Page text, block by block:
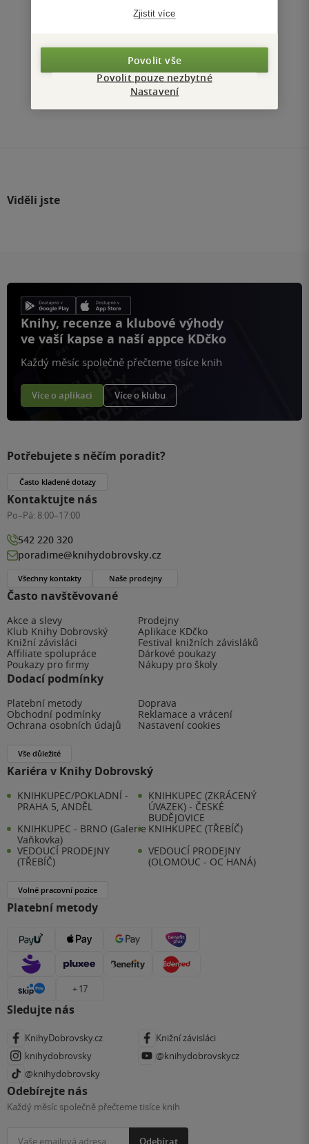
Nahoru
Zobrazeno 3 z 3
1
Přejít
na
/ 1
Viděli jste
Knihy, recenze a klubové výhody
ve vaší kapse a naší appce KDčko
Každý měsíc společně přečteme tisíce knih
Více o aplikaci Více o klubu
Často navštěvované
Akce a slevy
Prodejny
Klub Knihy Dobrovský
Aplikace KDčko
Knižní závisláci
Festival knižních závisláků
Affiliate spolupráce
Dárkové poukazy
Poukazy pro firmy
Nákupy pro školy
Dodací podmínky
Platební metody
Doprava
Obchodní podmínky
Reklamace a vrácení
Ochrana osobních údajů
Nastavení cookies
Vše důležité
Kariéra v Knihy Dobrovský
KNIHKUPEC/POKLADNÍ -
PRAHA 5, ANDĚL
KNIHKUPEC (ZKRÁCENÝ
ÚVAZEK) - ČESKÉ
BUDĚJOVICE
KNIHKUPEC - BRNO (Galerie
Vaňkovka)
KNIHKUPEC (TŘEBÍČ)
VEDOUCÍ PRODEJNY
(TŘEBÍČ)
VEDOUCÍ PRODEJNY
(OLOMOUC - OC HANÁ)
Volné pracovní pozice
Platební metody
+ 17
Sledujte nás
KnihyDobrovsky.cz
Knižní závisláci
knihydobrovsky
@knihydobrovskycz
@knihydobrovsky
Odebírejte nás
Každý měsíc společně přečteme tisíce knih
Odebírat
Potřebujete s něčím poradit?
Často kladené dotazy
Kontaktujte nás
Po–Pá: 8:00–17:00
542 220 320
poradime@knihydobrovsky.cz
Všechny kontakty Naše prodejny
Zjistit více
Povolit vše
Povolit pouze nezbytné
Nastavení